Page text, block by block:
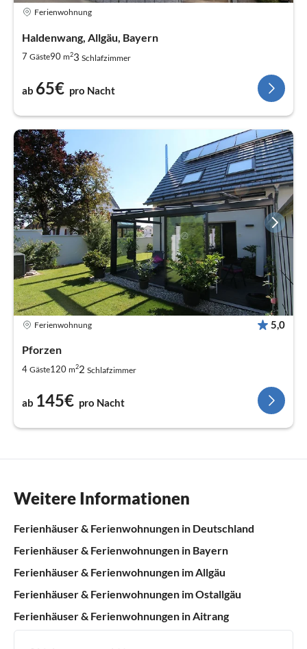
Löschung Ihrer personenbezogenen Daten.
Ferienwohnung
Haldenwang, Allgäu, Bayern
7 Gäste90 m23 Schlafzimmer
ab 65€ pro Nacht
Ferienwohnung 5,0
Pforzen
4 Gäste120 m22 Schlafzimmer
ab 145€ pro Nacht
Weitere Informationen
Ferienhäuser & Ferienwohnungen in Deutschland
Ferienhäuser & Ferienwohnungen in Bayern
Ferienhäuser & Ferienwohnungen im Allgäu
Ferienhäuser & Ferienwohnungen im Ostallgäu
Ferienhäuser & Ferienwohnungen in Aitrang